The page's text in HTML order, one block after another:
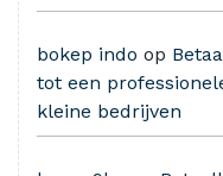
bokep indo op
tot een
kleine bedrijven